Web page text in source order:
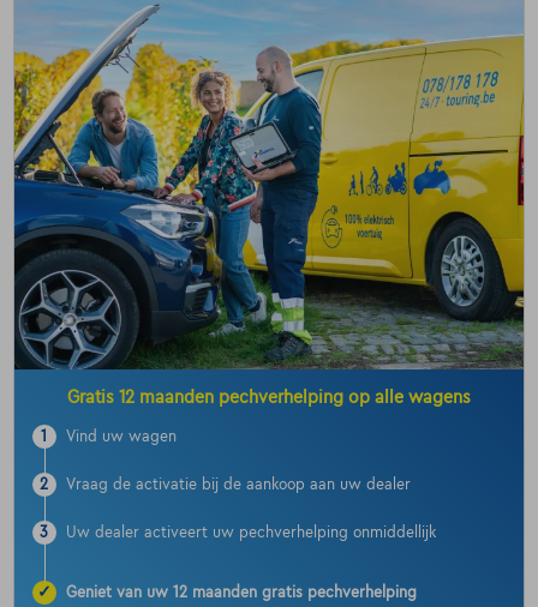
Gratis 12 maanden pechverhelping op alle wagens
1 Vind uw wagen
2 Vraag de activatie bij de aankoop aan uw dealer
3 Uw dealer activeert uw pechverhelping onmiddellijk
✓
Geniet van uw 12 maanden gratis pechverhelping